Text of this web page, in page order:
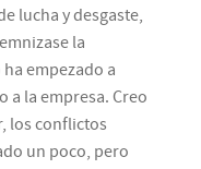
lucha y desgaste,
la
empezado a
a la empresa. Creo
los conflictos
un poco, pero